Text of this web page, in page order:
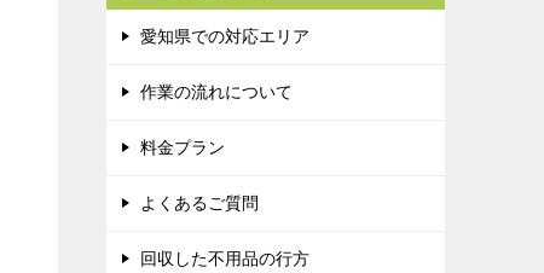
愛知県での対応エリア
作業の流れについて
料金プラン
よくあるご質問
回収した不用品の行方